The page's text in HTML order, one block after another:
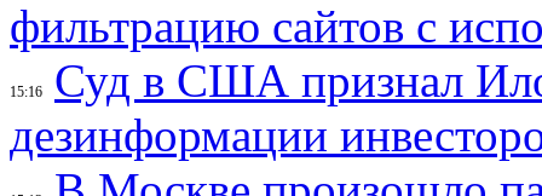
фильтрацию сайтов с
15:16
Суд в США признал
дезинформации